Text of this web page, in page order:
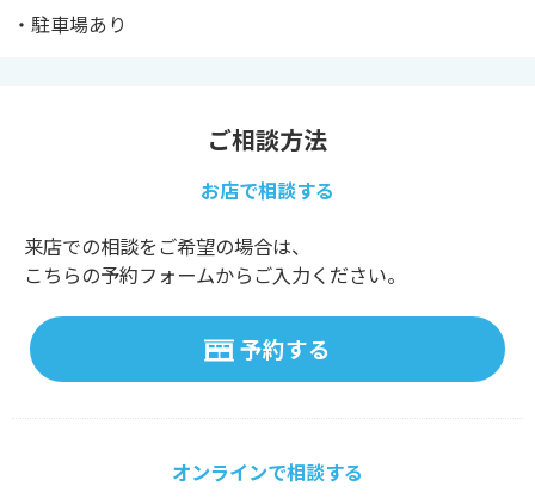
・駐車場あり
ご相談方法
お店で相談する
来店での相談をご希望の場合は、
こちらの予約フォームからご入力ください。
予約する
オンラインで相談する